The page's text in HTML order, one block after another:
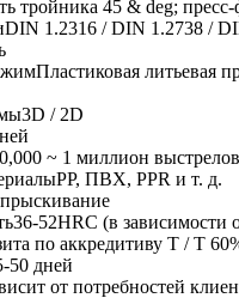
тройника 45 & deg;
1.2316 / DIN 1.2738 /
литьевая
/ 2D
~ 1 миллион выстрелов
ПВХ, PPR и т. д.
52HRC (в зависимости
по аккредитиву T / T
50 дней
от потребностей